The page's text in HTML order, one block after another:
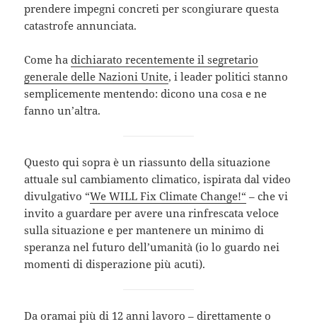
prendere impegni concreti per scongiurare questa
catastrofe annunciata.
Come hadichiarato recentemente il segretario
generale delle Nazioni Unite, i leader politici stanno
semplicemente mentendo: dicono una cosa e ne
fanno un’altra.
Questo qui sopra è un riassunto della situazione
attuale sul cambiamento climatico, ispirata dal video
divulgativo “We WILL Fix Climate Change!“ – che vi
invito a guardare per avere una rinfrescata veloce
sulla situazione e per mantenere un minimo di
speranza nel futuro dell’umanità (io lo guardo nei
momenti di disperazione più acuti).
Da oramai più di 12 anni lavoro – direttamente o